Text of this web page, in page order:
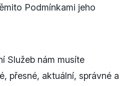
Podmínkami jeho
Služeb nám musíte
přesné, aktuální, správné a